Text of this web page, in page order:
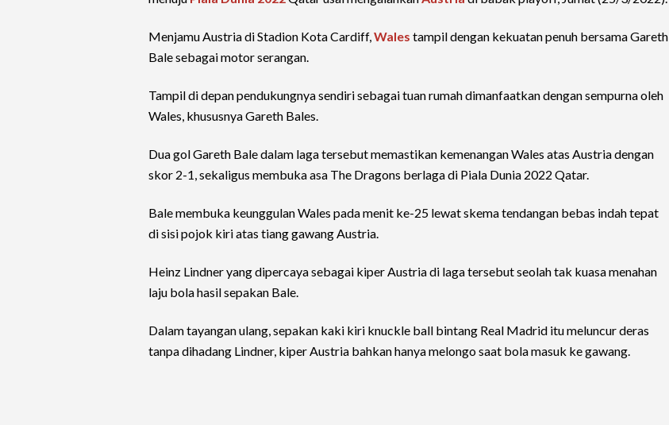
Menjamu Austria di Stadion Kota Cardiff,Wales tampil dengan kekuatan penuh bersama Gareth
Bale sebagai motor serangan.
Tampil di depan pendukungnya sendiri sebagai tuan rumah dimanfaatkan dengan sempurna oleh
Wales, khususnya Gareth Bales.
Dua gol Gareth Bale dalam laga tersebut memastikan kemenangan Wales atas Austria dengan
skor 2-1, sekaligus membuka asa The Dragons berlaga di Piala Dunia 2022 Qatar.
Bale membuka keunggulan Wales pada menit ke-25 lewat skema tendangan bebas indah tepat
di sisi pojok kiri atas tiang gawang Austria.
Heinz Lindner yang dipercaya sebagai kiper Austria di laga tersebut seolah tak kuasa menahan
laju bola hasil sepakan Bale.
Dalam tayangan ulang, sepakan kaki kiri knuckle ball bintang Real Madrid itu meluncur deras
tanpa dihadang Lindner, kiper Austria bahkan hanya melongo saat bola masuk ke gawang.